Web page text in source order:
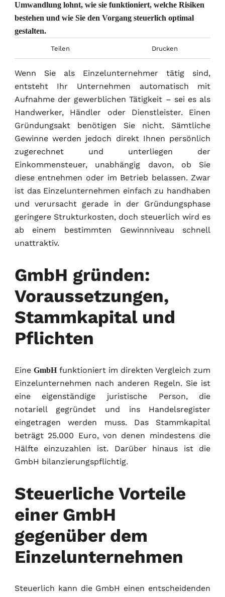
Umwandlung lohnt, wie sie funktioniert, welche Risiken
bestehen und wie Sie den Vorgang steuerlich optimal
gestalten.
Teilen Drucken
Wenn Sie als Einzelunternehmer tätig sind,
entsteht Ihr Unternehmen automatisch mit
Aufnahme der gewerblichen Tätigkeit – sei es als
Handwerker, Händler oder Dienstleister. Einen
Gründungsakt benötigen Sie nicht. Sämtliche
Gewinne werden jedoch direkt Ihnen persönlich
zugerechnet und unterliegen der
Einkommensteuer, unabhängig davon, ob Sie
diese entnehmen oder im Betrieb belassen. Zwar
ist das Einzelunternehmen einfach zu handhaben
und verursacht gerade in der Gründungsphase
geringere Strukturkosten, doch steuerlich wird es
ab einem bestimmten Gewinnniveau schnell
unattraktiv.
GmbH gründen:
Voraussetzungen,
Stammkapital und
Pflichten
Eine GmbHfunktioniert im direkten Vergleich zum
Einzelunternehmen nach anderen Regeln. Sie ist
eine eigenständige juristische Person, die
notariell gegründet und ins Handelsregister
eingetragen werden muss. Das Stammkapital
beträgt 25.000 Euro, von denen mindestens die
Hälfte einzuzahlen ist. Darüber hinaus ist die
GmbH bilanzierungspflichtig.
Steuerliche Vorteile
einer GmbH
gegenüber dem
Einzelunternehmen
Steuerlich kann die GmbH einen entscheidenden